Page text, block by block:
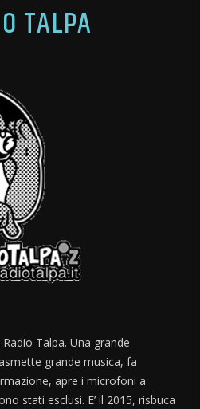
TALPA
Talpa. Una grande
grande musica, fa
apre i microfoni a
stati esclusi. E’ il 2015, risbuca